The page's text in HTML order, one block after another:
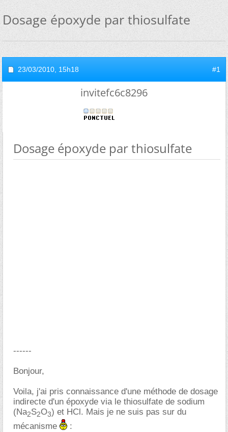
Dosage époxyde par thiosulfate
23/03/2010, 15h18 #1
invitefc6c8296
Dosage époxyde par thiosulfate
------
Bonjour,
Voila, j'ai pris connaissance d'une méthode de dosage
indirecte d'un époxyde via le thiosulfate de sodium
(Na2S2O3) et HCl. Mais je ne suis pas sur du
mécanisme
: